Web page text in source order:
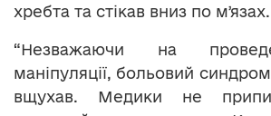
хребта та стікав вниз по мʼязах.
“Незважаючи на
маніпуляції, больовий
вщухав. Медики не